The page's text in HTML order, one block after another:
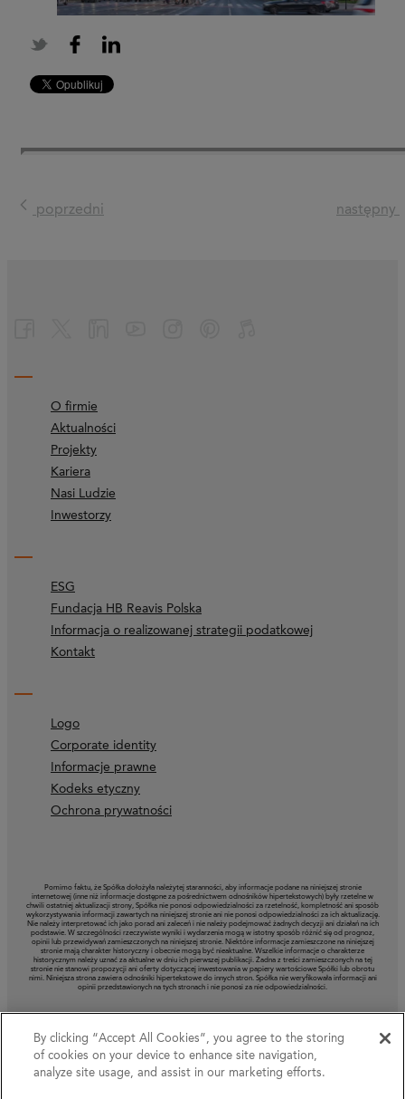
poprzedni następny
O firmie
Aktualności
Projekty
Kariera
Nasi Ludzie
Inwestorzy
ESG
Fundacja HB Reavis Polska
Informacja o realizowanej strategii podatkowej
Kontakt
Logo
Corporate identity
Informacje prawne
Kodeks etyczny
Ochrona prywatności
Pomimo faktu, że Spółka dołożyła należytej staranności, aby informacje podane na niniejszej stronie
internetowej (inne niż informacje dostępne za pośrednictwem odnośników hipertekstowych) były rzetelne w
chwili ostatniej aktualizacji strony, Spółka nie ponosi odpowiedzialności za rzetelność, kompletność ani sposób
wykorzystywania informacji zawartych na niniejszej stronie ani nie ponosi odpowiedzialności za ich aktualizację.
Nie należy interpretować ich jako porad ani zaleceń i nie należy podejmować żadnych decyzji ani działań na ich
podstawie. W szczególności rzeczywiste wyniki i wydarzenia mogą w istotny sposób różnić się od prognoz,
opinii lub przewidywań zamieszczonych na niniejszej stronie. Niektóre informacje zamieszczone na niniejszej
stronie mają charakter historyczny i obecnie mogą być nieaktualne. Wszelkie informacje o charakterze
historycznym należy uznać za aktualne w dniu ich pierwszej publikacji. Żadna z treści zamieszczonych na tej
stronie nie stanowi propozycji ani oferty dotyczącej inwestowania w papiery wartościowe Spółki lub obrotu
nimi. Niniejsza strona zawiera odnośniki hipertekstowe do innych stron. Spółka nie weryfikowała informacji ani
opinii przedstawionych na tych stronach i nie ponosi za nie odpowiedzialności.
By clicking “Accept All Cookies”, you agree to the storing
of cookies on your device to enhance site navigation,
analyze site usage, and assist in our marketing efforts.